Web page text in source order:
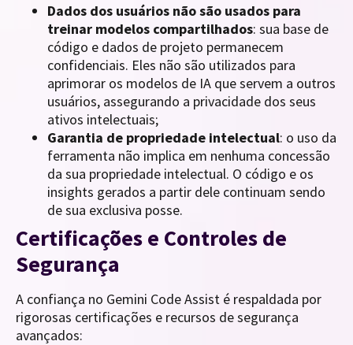
Dados dos usuários não são usados para
treinar modelos compartilhados: sua base de
código e dados de projeto permanecem
confidenciais. Eles não são utilizados para
aprimorar os modelos de IA que servem a outros
usuários, assegurando a privacidade dos seus
ativos intelectuais;
Garantia de propriedade intelectual: o uso da
ferramenta não implica em nenhuma concessão
da sua propriedade intelectual. O código e os
insights gerados a partir dele continuam sendo
de sua exclusiva posse.
Certificações e Controles de
Segurança
A confiança no Gemini Code Assist é respaldada por
rigorosas certificações e recursos de segurança
avançados: